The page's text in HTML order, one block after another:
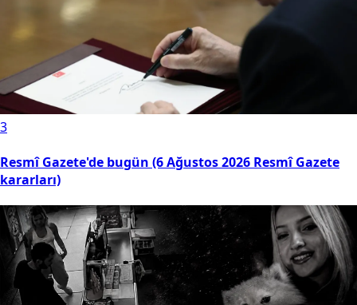
3
Resmî Gazete'de bugün (6 Ağustos 2026 Resmî Gazete
kararları)